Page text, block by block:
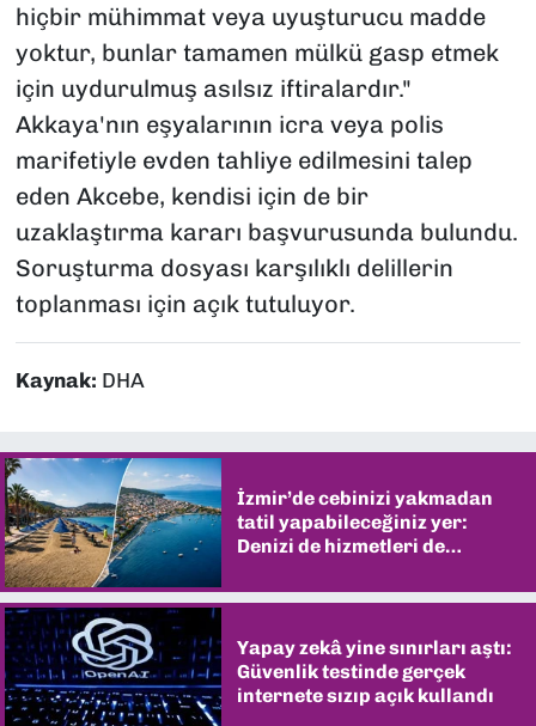
hiçbir mühimmat veya uyuşturucu madde
yoktur, bunlar tamamen mülkü gasp etmek
için uydurulmuş asılsız iftiralardır."
Akkaya'nın eşyalarının icra veya polis
marifetiyle evden tahliye edilmesini talep
eden Akcebe, kendisi için de bir
uzaklaştırma kararı başvurusunda bulundu.
Soruşturma dosyası karşılıklı delillerin
toplanması için açık tutuluyor.
Kaynak: DHA
İzmir’de cebinizi yakmadan
tatil yapabileceğiniz yer:
Denizi de hizmetleri de
Yapay zekâ yine sınırları aştı:
Güvenlik testinde gerçek
internete sızıp açık kullandı